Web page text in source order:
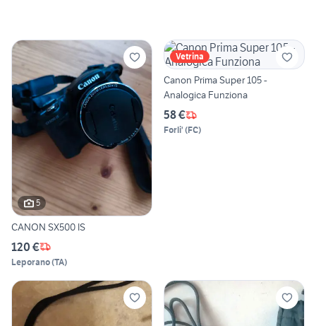
5
CANON SX500 IS
120 €
Leporano(TA)
Vetrina
Canon Prima Super 105 -
Analogica Funziona
58 €
Forli' (FC)